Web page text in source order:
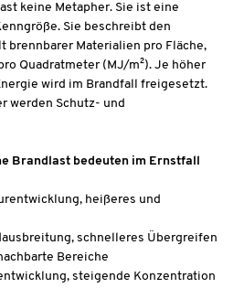
keine Metapher. Sie ist eine
Sie beschreibt den
brennbarer Materialien pro Fläche,
Quadratmeter (MJ/m²). Je höher
wird im Brandfall freigesetzt.
werden Schutz- und
Brandlast bedeuten im Ernstfall
heißeres und
schnelleres Übergreifen
Bereiche
steigende Konzentration